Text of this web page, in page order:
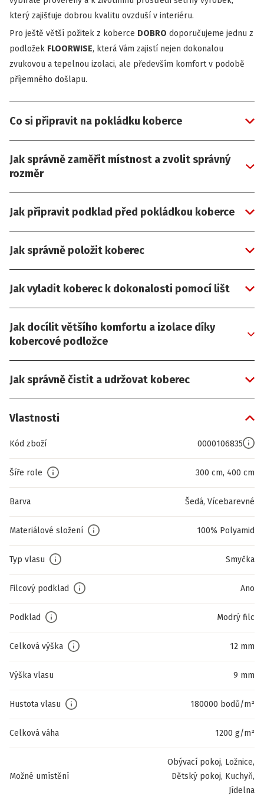
který zajišťuje dobrou kvalitu ovzduší v interiéru.
Pro ještě větší požitek z koberce DOBRO doporučujeme jednu z
podložek FLOORWISE, která Vám zajistí nejen dokonalou
zvukovou a tepelnou izolaci, ale především komfort v podobě
příjemného došlapu.
Co si připravit na pokládku koberce
Jak správně zaměřit místnost a zvolit správný
rozměr
Jak připravit podklad před pokládkou koberce
Jak správně položit koberec
Jak vyladit koberec k dokonalosti pomocí lišt
Jak docílit většího komfortu a izolace díky
kobercové podložce
Jak správně čistit a udržovat koberec
Vlastnosti
Kód zboží 0000106835
Šíře role 300 cm, 400 cm
Barva Šedá, Vícebarevné
Materiálové složení 100% Polyamid
Typ vlasu Smyčka
Filcový podklad Ano
Podklad Modrý filc
Celková výška 12 mm
Výška vlasu 9 mm
Hustota vlasu 180000 bodů/m²
Celková váha 1200 g/m²
Možné umístění
Obývací pokoj, Ložnice,
Dětský pokoj, Kuchyň,
Jídelna